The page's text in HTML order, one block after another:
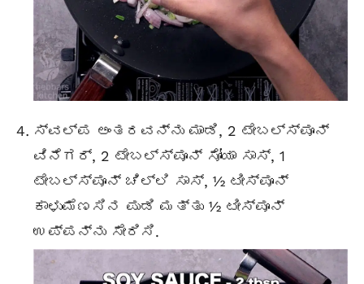
ಸ್ವಲ್ಪ ಅಂತರವನ್ನು ಮಾಡಿ, 2 ಟೇಬಲ್ಸ್ಪೂನ್
ವಿನೆಗರ್, 2 ಟೇಬಲ್ಸ್ಪೂನ್ ಸೋಯಾ ಸಾಸ್, 1
ಟೇಬಲ್ಸ್ಪೂನ್ ಚಿಲ್ಲಿ ಸಾಸ್, ½ ಟೀಸ್ಪೂನ್
ಕಾಳುಮೆಣಸಿನ ಪುಡಿ ಮತ್ತು ½ ಟೀಸ್ಪೂನ್
ಉಪ್ಪನ್ನು ಸೇರಿಸಿ.